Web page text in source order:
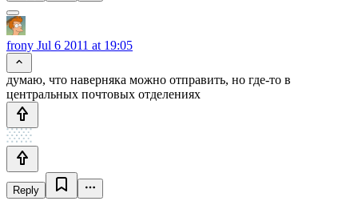
frony Jul 6 2011 at 19:05
думаю, что наверняка можно отправить, но где-то в
центральных почтовых отделениях
Reply